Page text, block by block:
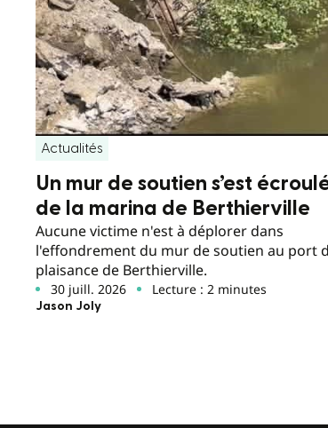
Actualités
Un mur de soutien s’est
de la marina de Berthierville
Aucune victime n'est à déplorer dans
l'effondrement du mur de soutien au port
plaisance de Berthierville.
30 juill. 2026 Lecture : 2 minutes
Jason Joly